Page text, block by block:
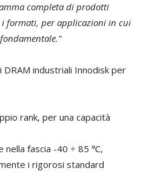
completa di prodotti
per applicazioni in cui
industriali Innodisk per
rank, per una capacità
nella fascia -40 ÷ 85 ℃,
i rigorosi standard